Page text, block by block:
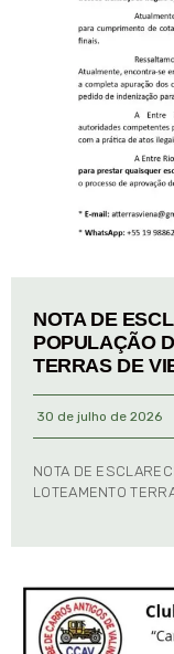
NOTA DE
POPULAÇÃO
TERRAS DE
30 de julho de 2026
NOTA DE
LOTEAMENTO